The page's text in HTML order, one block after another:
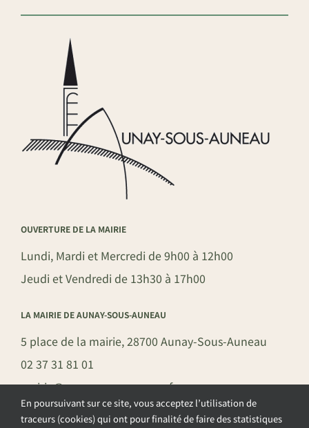
OUVERTURE DE LA MAIRIE
Lundi, Mardi et Mercredi de 9h00 à 12h00
Jeudi et Vendredi de 13h30 à 17h00
LA MAIRIE DE AUNAY-SOUS-AUNEAU
5 place de la mairie, 28700 Aunay-Sous-Auneau
02 37 31 81 01
mairie@aunay-sous-auneau.fr
En poursuivant sur ce site, vous acceptez l’utilisation de
traceurs (cookies) qui ont pour finalité de faire des statistiques